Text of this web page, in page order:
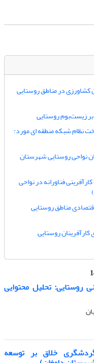
کشاورزی در مناطق روستایی
زیست‌بوم روستایی
نظام شبکه منطقه ای مورد:
نواحی روستایی شهرستان
فناورانه در نواحی
مناطق روستایی
روستایی
روستایی: تحلیل محتوایی
خلاق بر توسعه